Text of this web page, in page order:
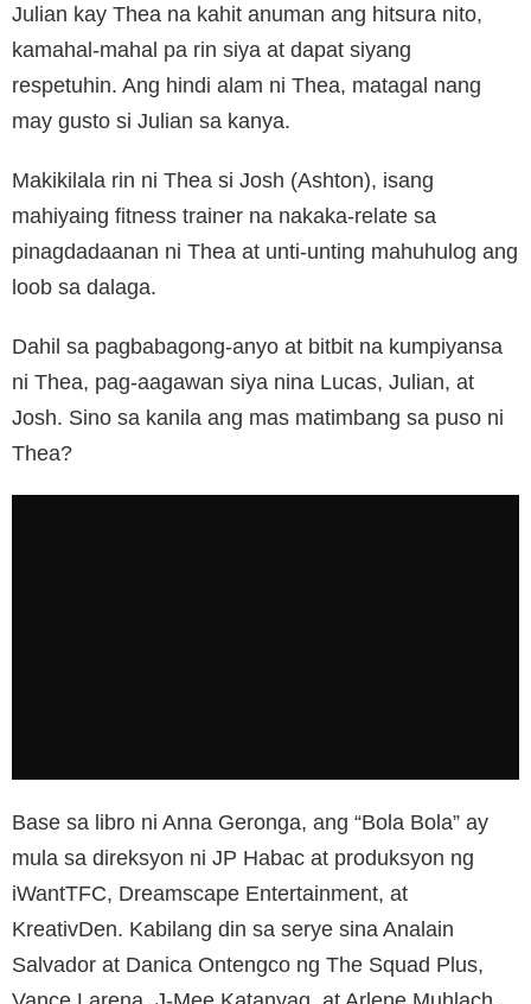
Julian kay Thea na kahit anuman ang hitsura nito,
kamahal-mahal pa rin siya at dapat siyang
respetuhin. Ang hindi alam ni Thea, matagal nang
may gusto si Julian sa kanya.
Makikilala rin ni Thea si Josh (Ashton), isang
mahiyaing fitness trainer na nakaka-relate sa
pinagdadaanan ni Thea at unti-unting mahuhulog ang
loob sa dalaga.
Dahil sa pagbabagong-anyo at bitbit na kumpiyansa
ni Thea, pag-aagawan siya nina Lucas, Julian, at
Josh. Sino sa kanila ang mas matimbang sa puso ni
Thea?
Base sa libro ni Anna Geronga, ang “Bola Bola” ay
mula sa direksyon ni JP Habac at produksyon ng
iWantTFC, Dreamscape Entertainment, at
KreativDen. Kabilang din sa serye sina Analain
Salvador at Danica Ontengco ng The Squad Plus,